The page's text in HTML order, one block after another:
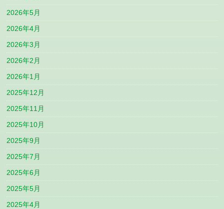
2026年5月
2026年4月
2026年3月
2026年2月
2026年1月
2025年12月
2025年11月
2025年10月
2025年9月
2025年7月
2025年6月
2025年5月
2025年4月